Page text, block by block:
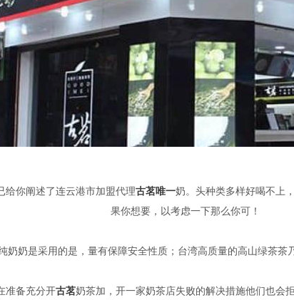
给你阐述了连云港市加盟代理古茗唯一奶。头种类多样好喝不上
果你想要，以考虑一下那么你可！
奶奶是采用的是，量有保障安全性质；台湾高质量的高山绿茶
准备充分开古茗奶茶加，开一家奶茶店失败的解决措施他们也会